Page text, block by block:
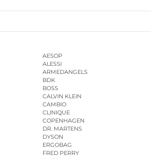
AESOP
ALESSI
ARMEDANGELS
BDK
BOSS
CALVIN KLEIN
CAMBIO
CLINIQUE
COPENHAGEN
DR. MARTENS
DYSON
ERGOBAG
FRED PERRY